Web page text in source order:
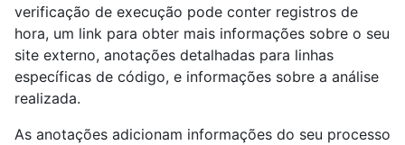
verificação de execução pode conter registros de
hora, um link para obter mais informações sobre o seu
site externo, anotações detalhadas para linhas
específicas de código, e informações sobre a análise
realizada.
As anotações adicionam informações do seu processo